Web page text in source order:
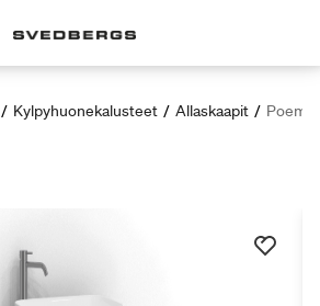
/ Kylpyhuonekalusteet / Allaskaapit / Poem